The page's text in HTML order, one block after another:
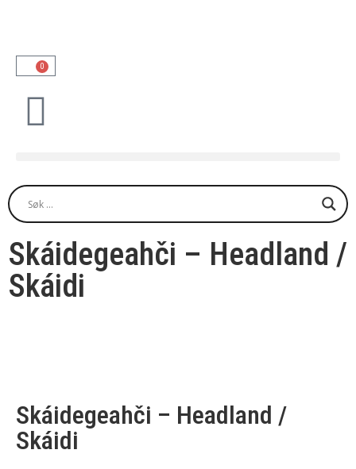
0
Skáidegeahči – Headland /
Skáidi
Skáidegeahči – Headland /
Skáidi